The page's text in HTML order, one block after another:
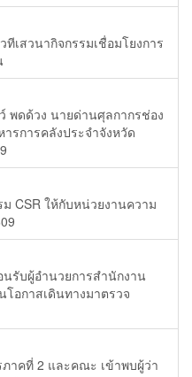
ทีเสวนากิจกรรมเชื่อมโยงการ
พดด้วง นายด่านศุลกากรช่อง
รการคลังประจำจังหวัด
CSR ให้กับหน่วยงานความ
รับผู้อำนวยการสำนักงาน
อกาสเดินทางมาตรวจ
าคที่ 2 และคณะ เข้าพบผู้ว่า